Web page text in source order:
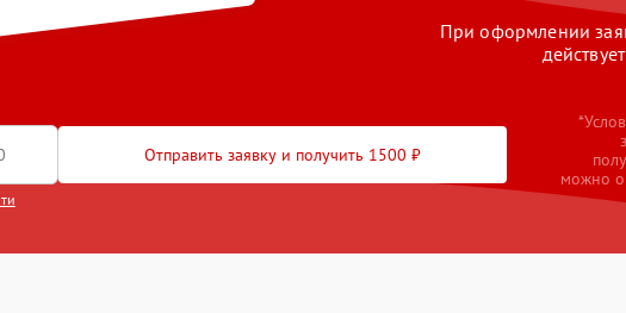
При оформлении
Отправить заявку и получить 1500 ₽
можно